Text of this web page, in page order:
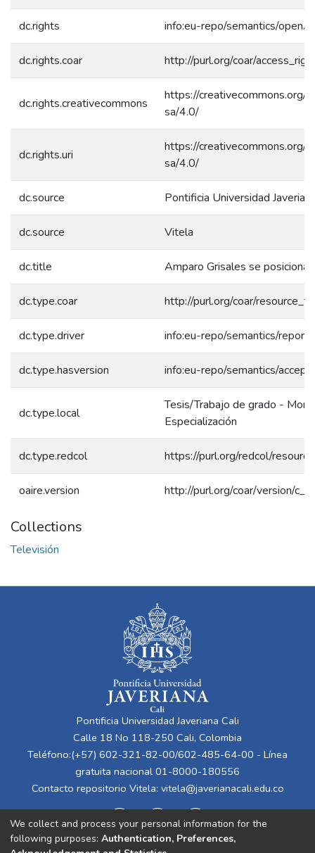
dc.rights info:eu-repo/semantics/
dc.rights.coar http://purl.org/coar/
dc.rights.creativecommons
https://creativecommons.org/
sa/4.0/
dc.rights.uri
https://creativecommons.org/
sa/4.0/
dc.source Pontificia Universidad
dc.source Vitela
dc.title Amparo Grisales se posiciona
dc.type.coar http://purl.org/coar/
dc.type.driver info:eu-repo/semantics/report
dc.type.hasversion info:eu-repo/semantics/
dc.type.local
Tesis/Trabajo de grado -
Especialización
dc.type.redcol https://purl.org/redcol/
oaire.version http://purl.org/coar/version/
Collections
Televisión
Pontificia Universidad Javeriana Cali
Calle 18 No 118-250 Cali, Colombia
Teléfono:(+57) 602-321-82-00/602-485-64-00 - Línea
gratuita nacional 01-8000-180556
Contacto repositorio Vitela: vitela@javerianacali.edu.co
We collect and process your personal information for the
following purposes: Authentication, Preferences,